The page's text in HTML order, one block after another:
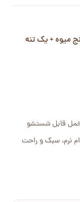
پنج میوه + یک تنه
قابل شستشو
نرم، سبک و راحت